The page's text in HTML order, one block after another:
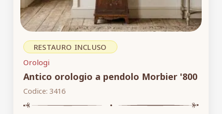
RESTAURO INCLUSO
Orologi
Antico orologio a pendolo Morbier '800
Codice: 3416